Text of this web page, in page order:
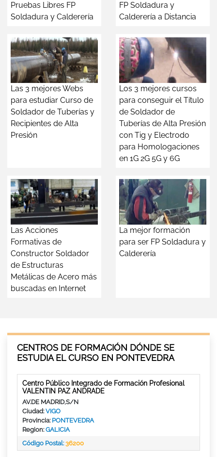
Pruebas Libres FP
Soldadura y Calderería
FP Soldadura y
Calderería a Distancia
Las 3 mejores Webs
para estudiar Curso de
Soldador de Tuberías y
Recipientes de Alta
Presión
Los 3 mejores cursos
para conseguir el Título
de Soldador de
Tuberías de Alta Presión
con Tig y Electrodo
para Homologaciones
en 1G 2G 5G y 6G
Las Acciones
Formativas de
Constructor Soldador
de Estructuras
Metálicas de Acero más
buscadas en Internet
La mejor formación
para ser FP Soldadura y
Calderería
CENTROS DE FORMACIÓN DÓNDE SE
ESTUDIA EL CURSO EN PONTEVEDRA
Centro Público Integrado de Formación Profesional
VALENTIN PAZ ANDRADE
AV.DE MADRID,S/N
Ciudad:VIGO
Provincia: PONTEVEDRA
Region:GALICIA
Código Postal:36200